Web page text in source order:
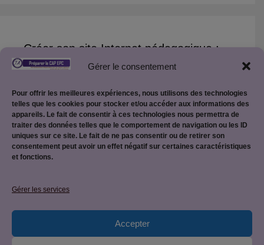
Gérer le consentement
Pour offrir les meilleures expériences, nous utilisons des technologies
telles que les cookies pour stocker et/ou accéder aux informations des
appareils. Le fait de consentir à ces technologies nous permettra de
traiter des données telles que le comportement de navigation ou les ID
uniques sur ce site. Le fait de ne pas consentir ou de retirer son
consentement peut avoir un effet négatif sur certaines caractéristiques
et fonctions.
Gérer les services
Accepter
Créer son site Internet pédagogique :
Politique de confidentialité